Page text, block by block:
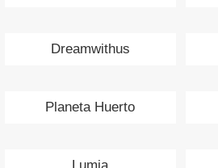
Dreamwithus
Planeta Huerto